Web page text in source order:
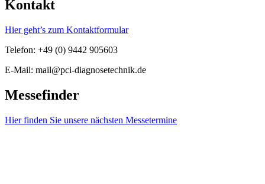
Kontakt
Hier geht’s zum Kontaktformular
Telefon: +49 (0) 9442 905603
E-Mail: mail@pci-diagnosetechnik.de
Messefinder
Hier finden Sie unsere nächsten Messetermine